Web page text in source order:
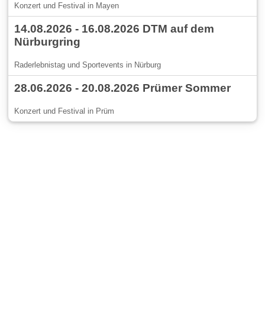
Konzert und Festival in Mayen
14.08.2026 - 16.08.2026 DTM auf dem
Nürburgring
Raderlebnistag und Sportevents in Nürburg
28.06.2026 - 20.08.2026 Prümer Sommer
Konzert und Festival in Prüm